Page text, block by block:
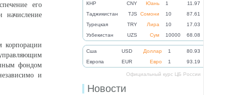
КНР
CNY Юань 1
11.97
Таджикистан
TJS Сомони 10
87.61
Турецкая
TRY Лира 10
17.03
Узбекистан
UZS Сум 10000 68.08
Cша USD Доллар 1
80.93
Eвропа
EUR Евро 1 93.19
Официальный курс ЦБ России
Новости
его
начисление
корпорации
фондом
и